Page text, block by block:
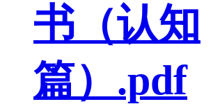
书（认知
篇）.pdf